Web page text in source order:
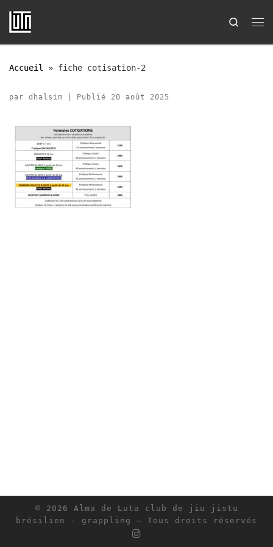
Passer au contenu
Search
Accueil » fiche cotisation-2
par dhalsim Publié 20 août 2025
© 2026 Alma de Luta club de jiu jistu
brésilien - grappling
– Tous droits réservés